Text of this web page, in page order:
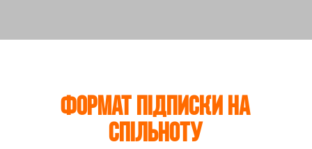
Формат підписки на
спільноту